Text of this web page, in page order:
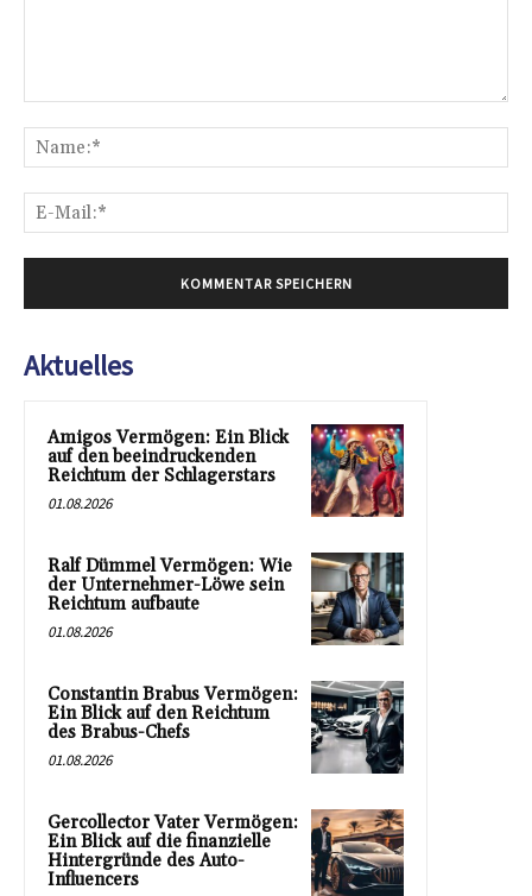
Aktuelles
Amigos Vermögen: Ein Blick
auf den beeindruckenden
Reichtum der Schlagerstars
01.08.2026
Ralf Dümmel Vermögen: Wie
der Unternehmer-Löwe sein
Reichtum aufbaute
01.08.2026
Constantin Brabus Vermögen:
Ein Blick auf den Reichtum
des Brabus-Chefs
01.08.2026
Gercollector Vater Vermögen:
Ein Blick auf die finanzielle
Hintergründe des Auto-
Influencers